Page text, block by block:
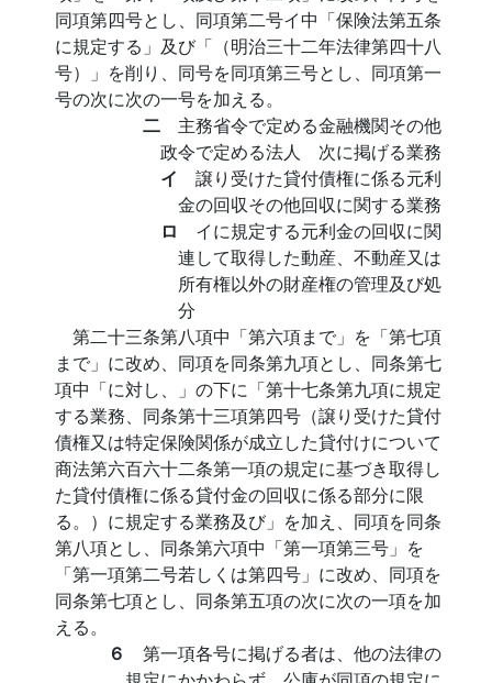
同項第四号とし、同項第二号イ中「保険法第五条
に規定する」及び「（明治三十二年法律第四十八
号）」を削り、同号を同項第三号とし、同項第一
号の次に次の一号を加える。
二 主務省令で定める金融機関その他
政令で定める法人 次に掲げる業務
イ 譲り受けた貸付債権に係る元利
金の回収その他回収に関する業務
ロ イに規定する元利金の回収に関
連して取得した動産、不動産又は
所有権以外の財産権の管理及び処
分
第二十三条第八項中「第六項まで」を「第七項
まで」に改め、同項を同条第九項とし、同条第七
項中「に対し、」の下に「第十七条第九項に規定
する業務、同条第十三項第四号（譲り受けた貸付
債権又は特定保険関係が成立した貸付けについて
商法第六百六十二条第一項の規定に基づき取得し
た貸付債権に係る貸付金の回収に係る部分に限
る。）に規定する業務及び」を加え、同項を同条
第八項とし、同条第六項中「第一項第三号」を
「第一項第二号若しくは第四号」に改め、同項を
同条第七項とし、同条第五項の次に次の一項を加
える。
６ 第一項各号に掲げる者は、他の法律の